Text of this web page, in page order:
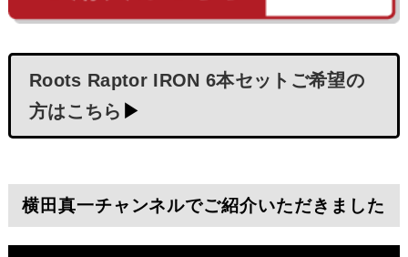
Roots Raptor IRON 6本セットご希望の
方はこちら ▶
横田真一チャンネルでご紹介いただきました